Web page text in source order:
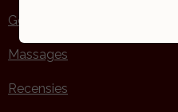
Gezichtsbehandelingen
Massages
Recensies